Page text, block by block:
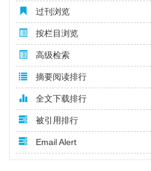
过刊浏览
按栏目浏览
高级检索
摘要阅读排行
全文下载排行
被引用排行
Email Alert